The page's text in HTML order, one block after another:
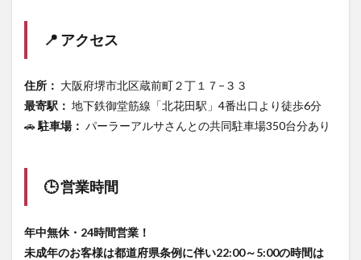
📍 アクセス
住所： 大阪府堺市北区蔵前町２丁１７−３３
最寄駅： 地下鉄御堂筋線「北花田駅」4番出口より徒歩6分
🚗駐車場： パーラーアルサさんとの共同駐車場350台分あり
🕒 営業時間
年中無休・24時間営業！
未成年のお客様は都道府県条例に伴い22:00～5:00の時間は